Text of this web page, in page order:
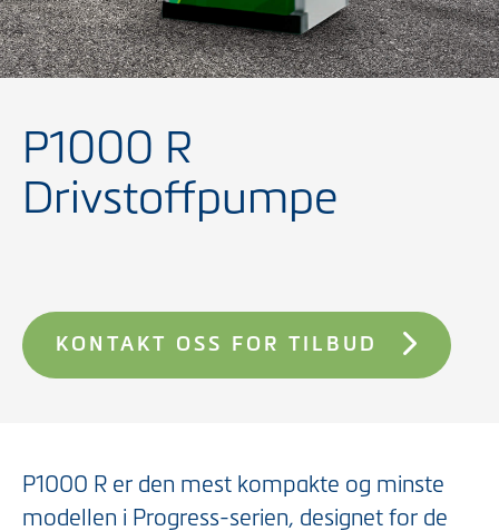
P1000 R
Drivstoffpumpe
KONTAKT OSS FOR TILBUD
P1000 R er den mest kompakte og minste
modellen i Progress-serien, designet for de